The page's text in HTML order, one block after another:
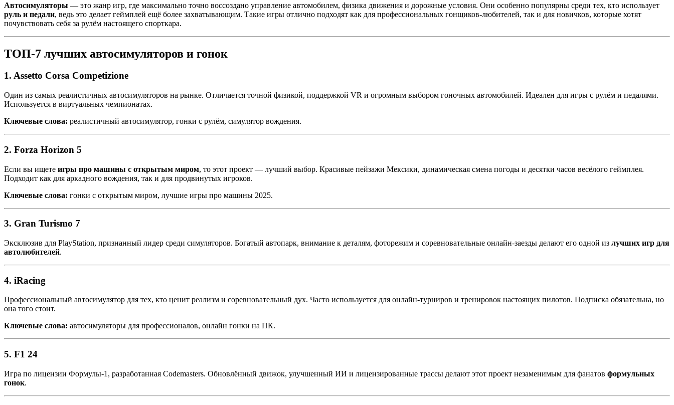
Автосимуляторы — это жанр игр, где максимально точно воссоздано управление автомобилем, физика движения и дорожные условия. Они особенно популярны среди тех, кто использует
руль и педали, ведь это делает геймплей ещё более захватывающим. Такие игры отлично подходят как для профессиональных гонщиков-любителей, так и для новичков, которые хотят
почувствовать себя за рулём настоящего спорткара.
ТОП-7 лучших автосимуляторов и гонок
1. Assetto Corsa Competizione
Один из самых реалистичных автосимуляторов на рынке. Отличается точной физикой, поддержкой VR и огромным выбором гоночных автомобилей. Идеален для игры с рулём и педалями.
Используется в виртуальных чемпионатах.
Ключевые слова: реалистичный автосимулятор, гонки с рулём, симулятор вождения.
2. Forza Horizon 5
Если вы ищете игры про машины с открытым миром, то этот проект — лучший выбор. Красивые пейзажи Мексики, динамическая смена погоды и десятки часов весёлого геймплея.
Подходит как для аркадного вождения, так и для продвинутых игроков.
Ключевые слова: гонки с открытым миром, лучшие игры про машины 2025.
3. Gran Turismo 7
Эксклюзив для PlayStation, признанный лидер среди симуляторов. Богатый автопарк, внимание к деталям, фоторежим и соревновательные онлайн-заезды делают его одной из лучших игр для
автолюбителей.
4. iRacing
Профессиональный автосимулятор для тех, кто ценит реализм и соревновательный дух. Часто используется для онлайн-турниров и тренировок настоящих пилотов. Подписка обязательна, но
она того стоит.
Ключевые слова: автосимуляторы для профессионалов, онлайн гонки на ПК.
5. F1 24
Игра по лицензии Формулы-1, разработанная Codemasters. Обновлённый движок, улучшенный ИИ и лицензированные трассы делают этот проект незаменимым для фанатов формульных
гонок.